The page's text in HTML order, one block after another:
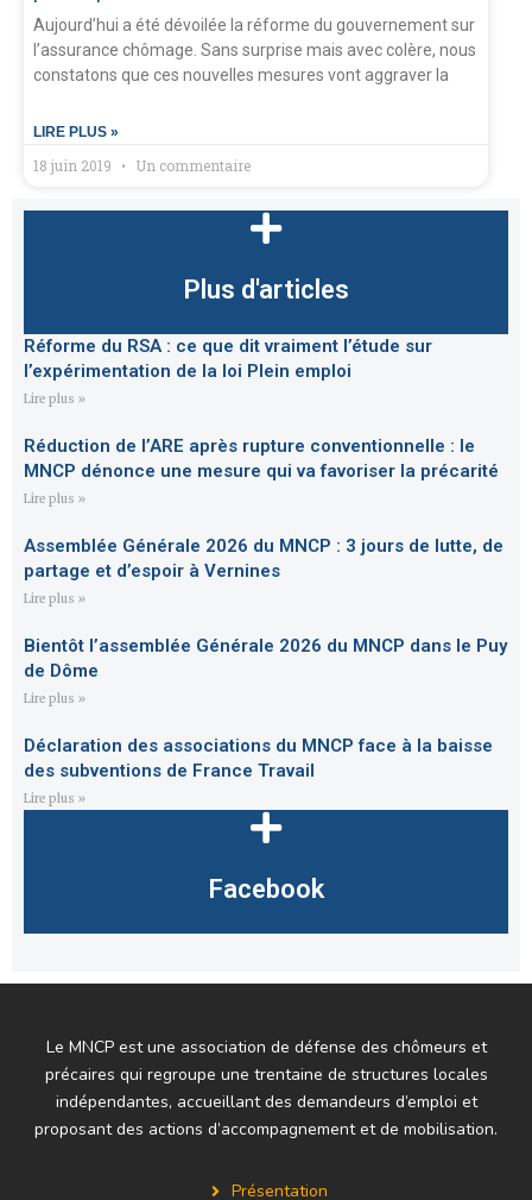
Aujourd’hui a été dévoilée la réforme du gouvernement sur
l’assurance chômage. Sans surprise mais avec colère, nous
constatons que ces nouvelles mesures vont aggraver la
LIRE PLUS »
18 juin 2019 Un commentaire
Plus d'articles
Réforme du RSA : ce que dit vraiment l’étude sur
l’expérimentation de la loi Plein emploi
Lire plus »
Réduction de l’ARE après rupture conventionnelle : le
MNCP dénonce une mesure qui va favoriser la précarité
Lire plus »
Assemblée Générale 2026 du MNCP : 3 jours de lutte, de
partage et d’espoir à Vernines
Lire plus »
Bientôt l’assemblée Générale 2026 du MNCP dans le Puy
de Dôme
Lire plus »
Déclaration des associations du MNCP face à la baisse
des subventions de France Travail
Lire plus »
Facebook
Le MNCP est une association de défense des chômeurs et
précaires qui regroupe une trentaine de structures locales
indépendantes, accueillant des demandeurs d’emploi et
proposant des actions d’accompagnement et de mobilisation.
Présentation